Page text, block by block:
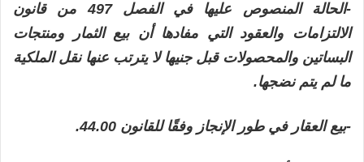
-الحالة المنصوص عليها في الفصل 497 من قانون
الالتزامات والعقود التي مفادها أن بيع الثمار ومنتجات
البساتين والمحصولات قبل جنيها لا يترتب عنها نقل الملكية
ما لم يتم نضجها.
-بيع العقار في طور الإنجاز وفقًا للقانون 44.00.